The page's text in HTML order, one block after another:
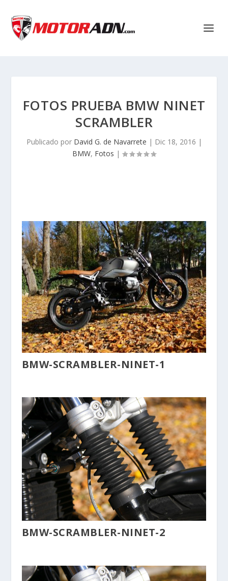
FOTOS PRUEBA BMW NINET
SCRAMBLER
Publicado por David G. de Navarrete | Dic 18, 2016 |
BMW, Fotos |
BMW-SCRAMBLER-NINET-1
BMW-SCRAMBLER-NINET-2